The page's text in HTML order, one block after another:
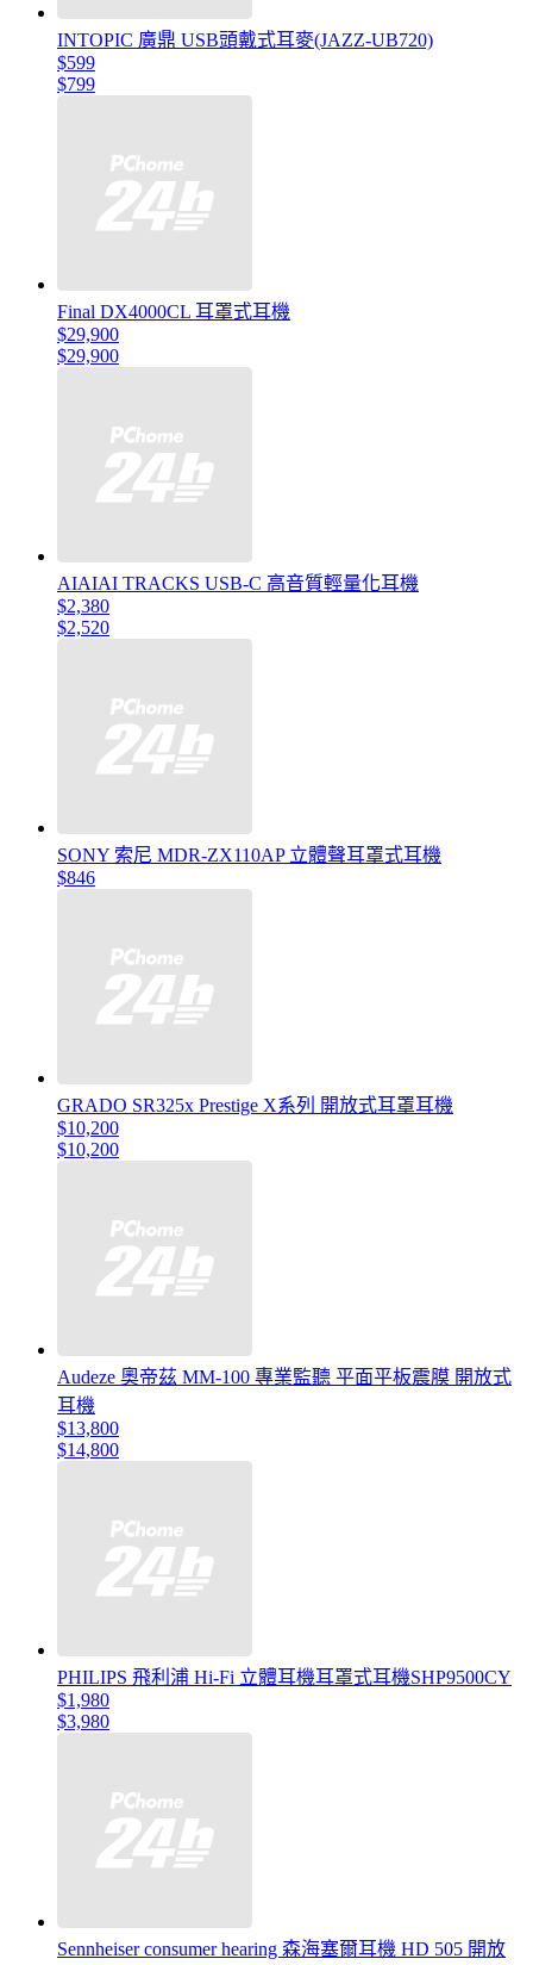
INTOPIC 廣鼎 USB頭戴式耳麥(JAZZ-UB720)
$599
$799
Final DX4000CL 耳罩式耳機
$29,900
$29,900
AIAIAI TRACKS USB-C 高音質輕量化耳機
$2,380
$2,520
SONY 索尼 MDR-ZX110AP 立體聲耳罩式耳機
$846
GRADO SR325x Prestige X系列 開放式耳罩耳機
$10,200
$10,200
Audeze 奧帝茲 MM-100 專業監聽 平面平板震膜 開放式
耳機
$13,800
$14,800
PHILIPS 飛利浦 Hi-Fi 立體耳機耳罩式耳機SHP9500CY
$1,980
$3,980
Sennheiser consumer hearing 森海塞爾耳機 HD 505 開放